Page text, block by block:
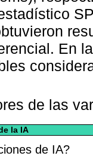
En
de las
la IA
de IA?